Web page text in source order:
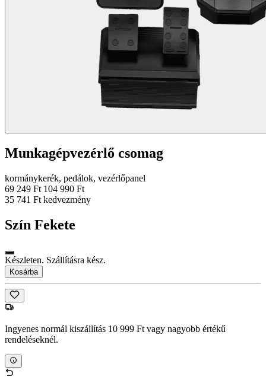
Munkagépvezérlő csomag
kormánykerék, pedálok, vezérlőpanel
69 249 Ft 104 990 Ft
35 741 Ft kedvezmény
Szín Fekete
Készleten. Szállításra kész.
Kosárba
Ingyenes normál kiszállítás 10 999 Ft vagy nagyobb értékű
rendeléseknél.